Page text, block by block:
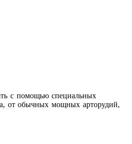
с помощью специальных
от обычных мощных арторудий,